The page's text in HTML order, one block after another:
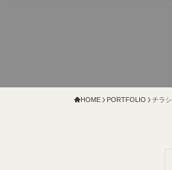
HOME PORTFOLIO チラシ